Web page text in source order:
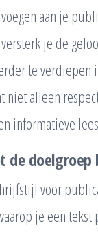
aan je
je de
te verdiepen
niet alleen
informatieve
de
voor
je een